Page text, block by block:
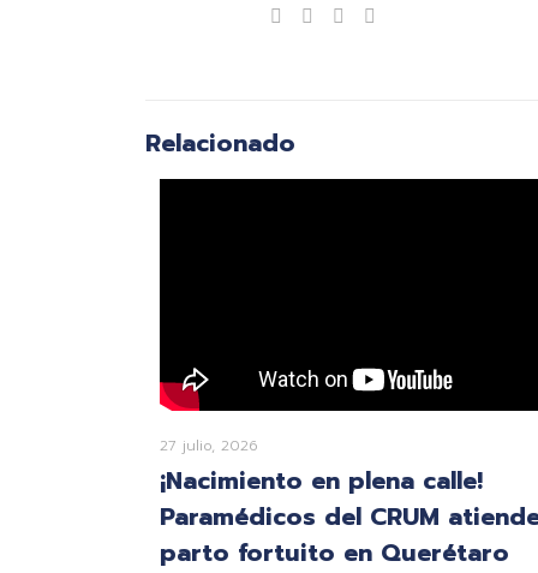
Relacionado
27 julio, 2026
¡Nacimiento en plena calle!
Paramédicos del CRUM
parto fortuito en Querétaro